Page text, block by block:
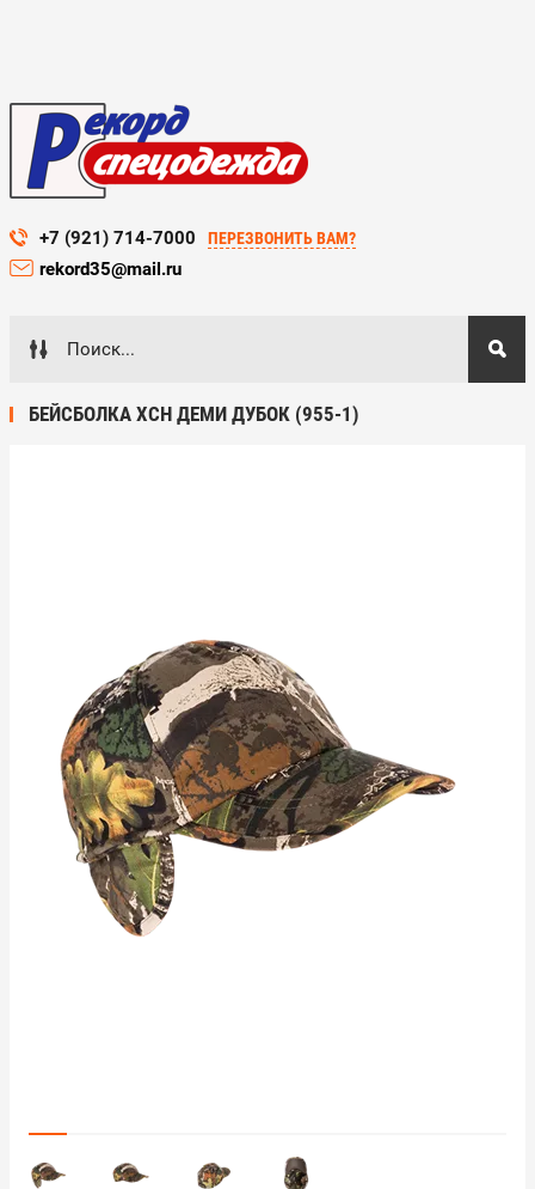
+7 (921) 714-7000 ПЕРЕЗВОНИТЬ ВАМ?
rekord35@mail.ru
БЕЙСБОЛКА ХСН ДЕМИ ДУБОК (955-1)